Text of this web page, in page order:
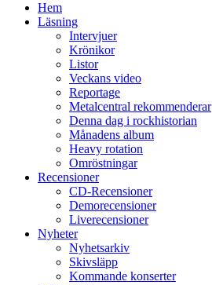
Hem
Läsning
Intervjuer
Krönikor
Listor
Veckans video
Reportage
Metalcentral rekommenderar
Denna dag i rockhistorian
Månadens album
Heavy rotation
Omröstningar
Recensioner
CD-Recensioner
Demorecensioner
Liverecensioner
Nyheter
Nyhetsarkiv
Skivsläpp
Kommande konserter